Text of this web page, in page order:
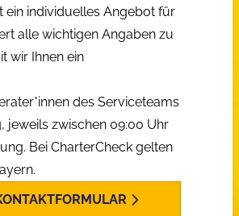
ein individuelles Angebot für
alle wichtigen Angaben zu
wir Ihnen ein
des Serviceteams
jeweils zwischen 09:00 Uhr
Bei CharterCheck gelten